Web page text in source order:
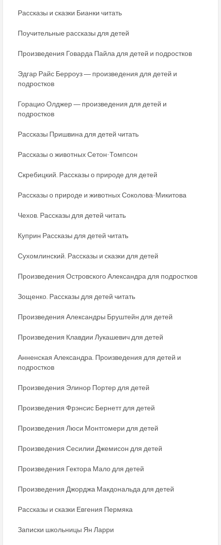
Рассказы и сказки Бианки читать
Поучительные рассказы для детей
Произведения Говарда Пайла для детей и подростков
Эдгар Райс Берроуз ― произведения для детей и
подростков
Горацио Олджер ― произведения для детей и
подростков
Рассказы Пришвина для детей читать
Рассказы о животных Сетон-Томпсон
Скребицкий. Рассказы о природе для детей
Рассказы о природе и животных Соколова-Микитова
Чехов. Рассказы для детей читать
Куприн Рассказы для детей читать
Сухомлинский. Рассказы и сказки для детей
Произведения Островского Александра для подростков
Зощенко. Рассказы для детей читать
Произведения Александры Бруштейн для детей
Произведения Клавдии Лукашевич для детей
Анненская Александра. Произведения для детей и
подростков
Произведения Элинор Портер для детей
Произведения Фрэнсис Бернетт для детей
Произведения Люси Монтгомери для детей
Произведения Сесилии Джемисон для детей
Произведения Гектора Мало для детей
Произведения Джорджа Макдональда для детей
Рассказы и сказки Евгения Пермяка
Записки школьницы Ян Ларри